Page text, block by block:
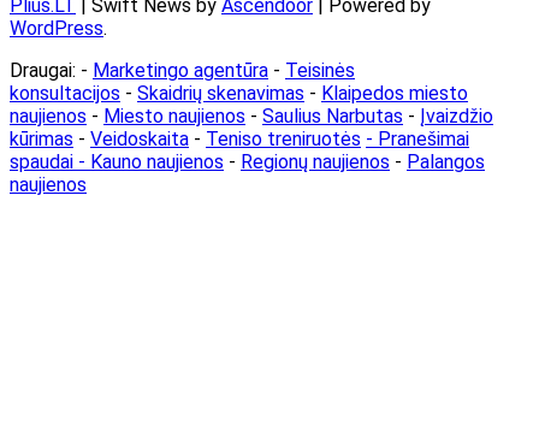
Plius.LT | Swift News by Ascendoor | Powered by
WordPress.
Draugai: - Marketingo agentūra - Teisinės
konsultacijos - Skaidrių skenavimas - Klaipedos miesto
naujienos - Miesto naujienos - Saulius Narbutas - Įvaizdžio
kūrimas - Veidoskaita - Teniso treniruotės - Pranešimai
spaudai - Kauno naujienos - Regionų naujienos - Palangos
naujienos